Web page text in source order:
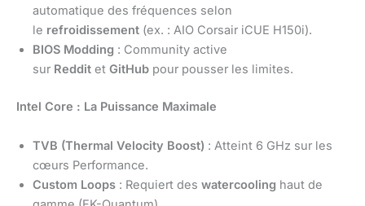
automatique des fréquences selon
le refroidissement (ex. : AIO Corsair iCUE H150i).
BIOS Modding : Community active
sur Reddit et GitHub pour pousser les limites.
Intel Core : La Puissance Maximale
TVB (Thermal Velocity Boost) : Atteint 6 GHz sur les
cœurs Performance.
Custom Loops : Requiert des watercooling haut de